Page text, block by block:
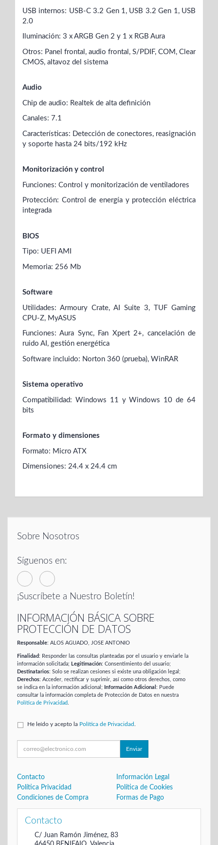
USB internos: USB-C 3.2 Gen 1, USB 3.2 Gen 1, USB
2.0
Iluminación: 3 x ARGB Gen 2 y 1 x RGB Aura
Otros: Panel frontal, audio frontal, S/PDIF, COM, Clear
CMOS, altavoz del sistema
Audio
Chip de audio: Realtek de alta definición
Canales: 7.1
Características: Detección de conectores, reasignación
y soporte hasta 24 bits/192 kHz
Monitorización y control
Funciones: Control y monitorización de ventiladores
Protección: Control de energía y protección eléctrica
integrada
BIOS
Tipo: UEFI AMI
Memoria: 256 Mb
Software
Utilidades: Armoury Crate, AI Suite 3, TUF Gaming
CPU-Z, MyASUS
Funciones: Aura Sync, Fan Xpert 2+, cancelación de
ruido AI, gestión energética
Software incluido: Norton 360 (prueba), WinRAR
Sistema operativo
Compatibilidad: Windows 11 y Windows 10 de 64
bits
Formato y dimensiones
Formato: Micro ATX
Dimensiones: 24.4 x 24.4 cm
Sobre Nosotros
Síguenos en:
¡Suscríbete a Nuestro Boletín!
INFORMACIÓN BÁSICA SOBRE
PROTECCIÓN DE DATOS
Responsable: ALOS AGUADO, JOSE ANTONIO
Finalidad: Responder las consultas planteadas por el usuario y enviarle la
información solicitada; Legitimación: Consentimiento del usuario;
Destinatarios: Solo se realizan cesiones si existe una obligación legal;
Derechos: Acceder, rectificar y suprimir, así como otros derechos, como
se indica en la información adicional;
Información Adicional : Puede
consultar la información completa de Protección de Datos en nuestra
Política de Privacidad
He leído y acepto la Política de Privacidad
Enviar
Contacto
Información Legal
Política Privacidad
Política de Cookies
Condiciones de Compra
Formas de Pago
Contacto
C/ Juan Ramón Jiménez, 83